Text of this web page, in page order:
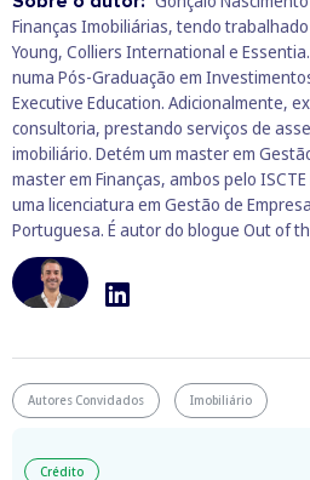
Finanças Imobiliárias, tendo
Young, Colliers International e
numa Pós-Graduação em
Executive Education. Adicionalmente,
consultoria, prestando serviços de
imobiliário. Detém um master em
master em Finanças, ambos pelo
uma licenciatura em Gestão de
Portuguesa. É autor do blogue Out of
Autores Convidados Imobiliário
Crédito